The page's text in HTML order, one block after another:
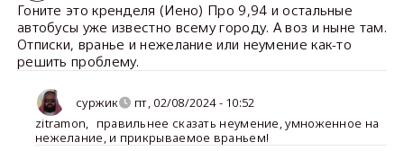
Гоните это кренделя (Иено) Про 9,94 и остальные
автобусы уже известно всему городу. А воз и ныне там.
Отписки, вранье и нежелание или неумение как-то
решить проблему.
суржик
пт, 02/08/2024 - 10:52
zitramon, правильнее сказать неумение, умноженное на
нежелание, и прикрываемое враньем!